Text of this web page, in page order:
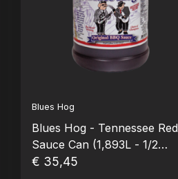
Blues Hog
Blues Hog - Tennessee Red
Sauce Can (1,893L - 1/2
gallon)
€ 35,45